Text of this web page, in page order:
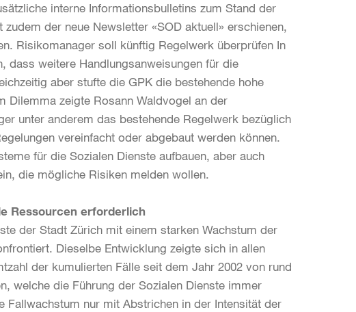
interne Informationsbulletins zum Stand der
der neue Newsletter «SOD aktuell» erschienen,
Risikomanager soll künftig Regelwerk überprüfen In
dass weitere Handlungsanweisungen für die
aber stufte die GPK die bestehende hohe
Dilemma zeigte Rosann Waldvogel an der
unter anderem das bestehende Regelwerk bezüglich
vereinfacht oder abgebaut werden können.
für die Sozialen Dienste aufbauen, aber auch
die mögliche Risiken melden wollen.
Ressourcen erforderlich
der Stadt Zürich mit einem starken Wachstum der
Dieselbe Entwicklung zeigte sich in allen
der kumulierten Fälle seit dem Jahr 2002 von rund
welche die Führung der Sozialen Dienste immer
nur mit Abstrichen in der Intensität der